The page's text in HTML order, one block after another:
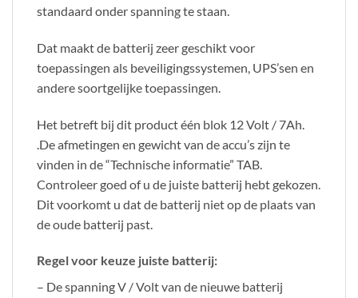
standaard onder spanning te staan.
Dat maakt de batterij zeer geschikt voor
toepassingen als beveiligingssystemen, UPS’sen en
andere soortgelijke toepassingen.
Het betreft bij dit product één blok 12 Volt / 7Ah.
.De afmetingen en gewicht van de accu’s zijn te
vinden in de “Technische informatie” TAB.
Controleer goed of u de juiste batterij hebt gekozen.
Dit voorkomt u dat de batterij niet op de plaats van
de oude batterij past.
Regel voor keuze juiste batterij:
– De spanning V / Volt van de nieuwe batterij